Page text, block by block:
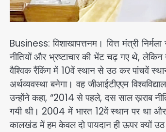
Business: विशाखापत्तनम। वित्त मंत्री
नीतियों और भ्रष्टाचार की भेंट चढ़ गए थे,
वैश्विक रैंकिंग में 10वें स्थान से उठ कर पांचवें
अर्थव्यवस्था बनेगा। वह जीआईटीएएम
उन्होंने कहा, “2014 से पहले, दस साल ख़राब
गयी थी। 2004 में भारत 12वें स्थान पर था
कालखंड में हम केवल दो पायदान ही ऊपर क्यों